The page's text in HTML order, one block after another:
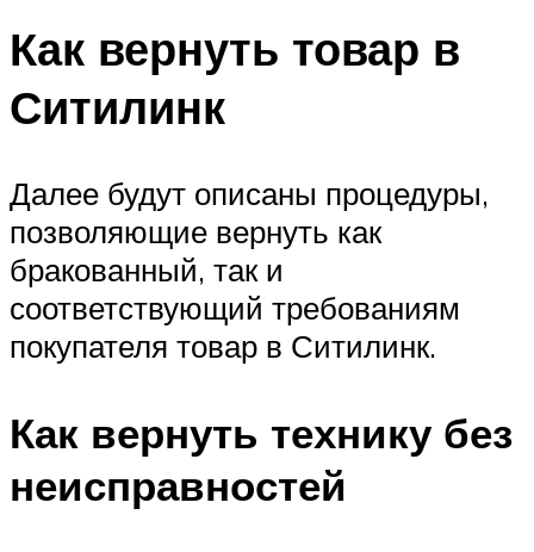
Как вернуть товар в
Ситилинк
Далее будут описаны процедуры,
позволяющие вернуть как
бракованный, так и
соответствующий требованиям
покупателя товар в Ситилинк.
Как вернуть технику без
неисправностей